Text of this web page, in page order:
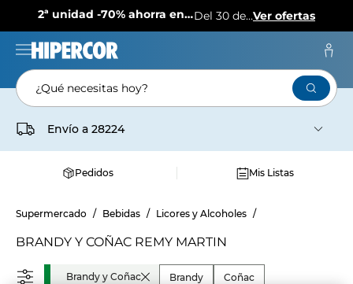
2ª unidad -70% ahorra en más de 1.000 productos Del 30 de julio al 12 de agostoVer ofertas
¿Qué necesitas hoy?
Envío a 28224
Pedidos Mis Listas
Supermercado Bebidas Licores y Alcoholes
BRANDY Y COÑAC REMY MARTIN
Brandy y Coñac Brandy Coñac